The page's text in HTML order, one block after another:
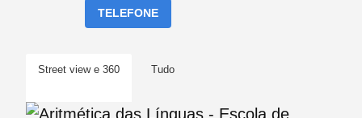
TELEFONE
Street view e 360 Tudo